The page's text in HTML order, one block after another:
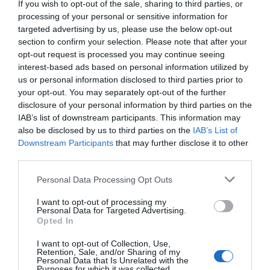
If you wish to opt-out of the sale, sharing to third parties, or
processing of your personal or sensitive information for
targeted advertising by us, please use the below opt-out
section to confirm your selection. Please note that after your
opt-out request is processed you may continue seeing
interest-based ads based on personal information utilized by
us or personal information disclosed to third parties prior to
your opt-out. You may separately opt-out of the further
disclosure of your personal information by third parties on the
IAB’s list of downstream participants. This information may
also be disclosed by us to third parties on the IAB’s List of
Downstream Participants that may further disclose it to other
Personal Data Processing Opt Outs
I want to opt-out of processing my
Personal Data for Targeted Advertising.
Opted In
I want to opt-out of Collection, Use,
Retention, Sale, and/or Sharing of my
Personal Data that Is Unrelated with the
τάσης.
Η διασύνδεση των Δωδεκανήσων θα επιτρέψει τη
σταδιακή απόσυρση των ρυπογόνων και
κοστοβόρων πετρελαϊκών σταθμών
ηλεκτροπαραγωγής που λειτουργούν μέχρι
σήμερα στα μη διασυνδεδεμένα νησιά.
Η μείωση του κόστους των Υπηρεσιών Κοινής
Ωφέλειας για τους καταναλωτές υπολογίζεται ότι
θα ανέλθει σε έως και 3,6 δισ. ευρώ για την
περίοδο 2029 - 2053. Το έργο έχει επιλεγεί για
Νησιών.
euro2day.gr